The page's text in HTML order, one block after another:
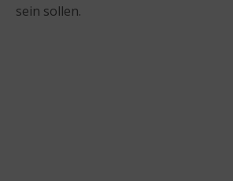
sein sollen.